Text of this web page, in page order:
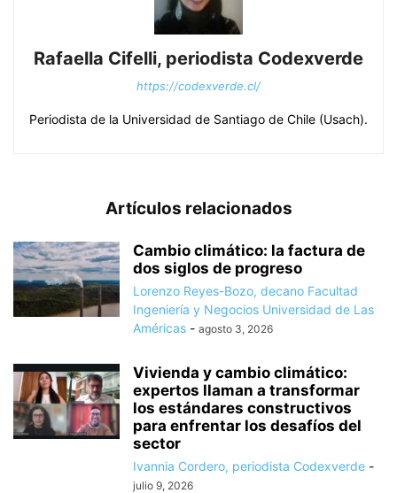
Rafaella Cifelli, periodista Codexverde
https://codexverde.cl/
Periodista de la Universidad de Santiago de Chile (Usach).
Artículos relacionados
Cambio climático: la factura de
dos siglos de progreso
Lorenzo Reyes-Bozo, decano Facultad
Ingeniería y Negocios Universidad de Las
Américas - agosto 3, 2026
Vivienda y cambio climático:
expertos llaman a transformar
los estándares constructivos
para enfrentar los desafíos del
sector
Ivannia Cordero, periodista Codexverde -
julio 9, 2026